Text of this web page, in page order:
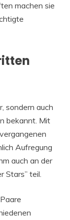
machen sie
sondern auch
bekannt. Mit
Aufregung
auch an der
Stars” teil.